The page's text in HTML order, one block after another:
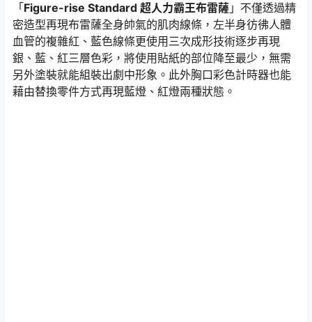
「Figure-rise Standard 超人力霸王布雷薩 」不僅透過精
密造型再現布雷薩全身帥氣的肌肉線條，左半身彷彿人體
血管的複雜紅、藍色線條更使用三次成形技術逐步再現
銀、藍、紅三層色彩，將使用貼紙的部位降至最少，無需
另外塗裝就能組裝出劇中形象。此外胸口彩色計時器也能
藉由替換零件方式再現藍燈、紅燈兩種狀態。